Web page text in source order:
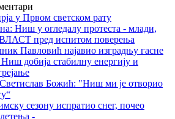
у Првом светском рату
Ниш у огледалу протеста - млади,
пред испитом поверења
Павловић најавио изградњу гасне
Ниш добија стабилну енергију и
Божић: "Ниш ми је отворио
сезону испратио снег, почео
-